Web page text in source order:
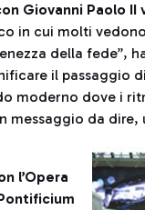
Giovanni Paolo
in cui molti
della fede”,
il passaggio
moderno dove i
messaggio da
l’Opera